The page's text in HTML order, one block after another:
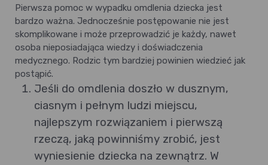
Pierwsza pomoc w wypadku omdlenia dziecka jest
bardzo ważna. Jednocześnie postępowanie nie jest
skomplikowane i może przeprowadzić je każdy, nawet
osoba nieposiadająca wiedzy i doświadczenia
medycznego. Rodzic tym bardziej powinien wiedzieć jak
postąpić.
Jeśli do omdlenia doszło w dusznym,
ciasnym i pełnym ludzi miejscu,
najlepszym rozwiązaniem i pierwszą
rzeczą, jaką powinniśmy zrobić, jest
wyniesienie dziecka na zewnątrz. W